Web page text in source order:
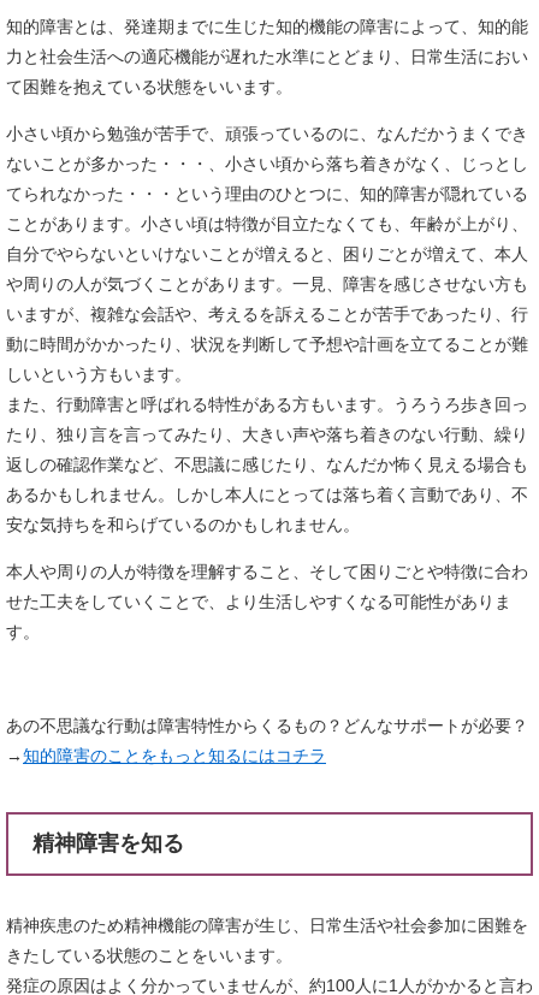
知的障害とは、発達期までに生じた知的機能の障害によって、知的能
力と社会生活への適応機能が遅れた水準にとどまり、日常生活におい
て困難を抱えている状態をいいます。
小さい頃から勉強が苦手で、頑張っているのに、なんだかうまくでき
ないことが多かった・・・、小さい頃から落ち着きがなく、じっとし
てられなかった・・・という理由のひとつに、知的障害が隠れている
ことがあります。小さい頃は特徴が目立たなくても、年齢が上がり、
自分でやらないといけないことが増えると、困りごとが増えて、本人
や周りの人が気づくことがあります。一見、障害を感じさせない方も
いますが、複雑な会話や、考えるを訴えることが苦手であったり、行
動に時間がかかったり、状況を判断して予想や計画を立てることが難
しいという方もいます。
また、行動障害と呼ばれる特性がある方もいます。うろうろ歩き回っ
たり、独り言を言ってみたり、大きい声や落ち着きのない行動、繰り
返しの確認作業など、不思議に感じたり、なんだか怖く見える場合も
あるかもしれません。しかし本人にとっては落ち着く言動であり、不
安な気持ちを和らげているのかもしれません。
本人や周りの人が特徴を理解すること、そして困りごとや特徴に合わ
せた工夫をしていくことで、より生活しやすくなる可能性がありま
す。
あの不思議な行動は障害特性からくるもの？どんなサポートが必要？
→知的障害のことをもっと知るにはコチラ
精神障害を知る
精神疾患のため精神機能の障害が生じ、日常生活や社会参加に困難を
きたしている状態のことをいいます。
発症の原因はよく分かっていませんが、約100人に1人がかかると言わ